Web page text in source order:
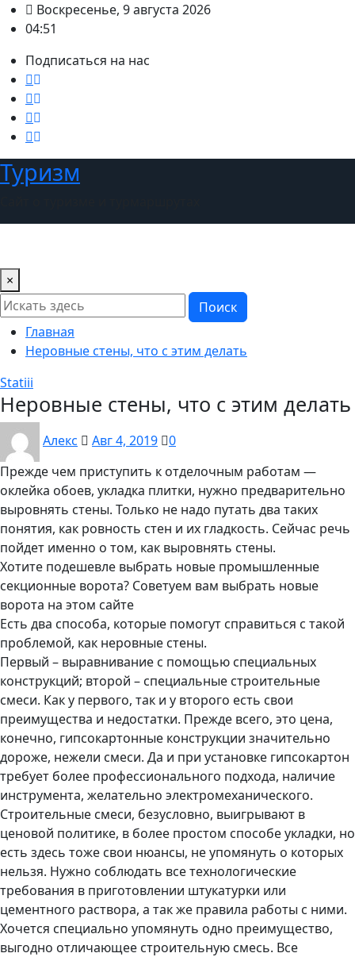
ПерейтиВоскресенье, 9 августа 2026
04:51
Подписаться на нас
Туризм
×
Поиск
Главная
Неровные стены, что с этим делать
Statiii
Неровные стены, что с этим делать
Алекс Авг 4, 2019
0
Прежде чем приступить к отделочным работам —
оклейка обоев, укладка плитки, нужно предварительно
выровнять стены. Только не надо путать два таких
понятия, как ровность стен и их гладкость. Сейчас речь
пойдет именно о том, как выровнять стены.
Хотите подешевле выбрать новые промышленные
секционные ворота? Советуем вам выбрать новые
ворота на этом сайте
Есть два способа, которые помогут справиться с такой
проблемой, как неровные стены.
Первый – выравнивание с помощью специальных
конструкций; второй – специальные строительные
смеси. Как у первого, так и у второго есть свои
преимущества и недостатки. Прежде всего, это цена,
конечно, гипсокартонные конструкции значительно
дороже, нежели смеси. Да и при установке гипсокартон
требует более профессионального подхода, наличие
инструмента, желательно электромеханического.
Строительные смеси, безусловно, выигрывают в
ценовой политике, в более простом способе укладки, но
есть здесь тоже свои нюансы, не упомянуть о которых
нельзя. Нужно соблюдать все технологические
требования в приготовлении штукатурки или
цементного раствора, а так же правила работы с ними.
Хочется специально упомянуть одно преимущество,
выгодно отличающее строительную смесь. Все